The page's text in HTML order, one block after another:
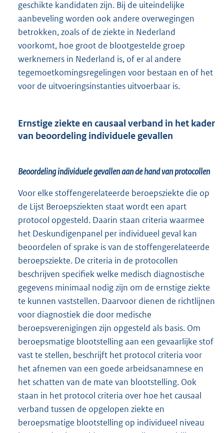
geschikte kandidaten zijn. Bij de uiteindelijke
aanbeveling worden ook andere overwegingen
betrokken, zoals of de ziekte in Nederland
voorkomt, hoe groot de blootgestelde groep
werknemers in Nederland is, of er al andere
tegemoetkomingsregelingen voor bestaan en of het
voor de uitvoeringsinstanties uitvoerbaar is.
Ernstige ziekte en causaal verband in het kader
van beoordeling individuele gevallen
Beoordeling individuele gevallen aan de hand van protocollen
Voor elke stoffengerelateerde beroepsziekte die op
de Lijst Beroepsziekten staat wordt een apart
protocol opgesteld. Daarin staan criteria waarmee
het Deskundigenpanel per individueel geval kan
beoordelen of sprake is van de stoffengerelateerde
beroepsziekte. De criteria in de protocollen
beschrijven specifiek welke medisch diagnostische
gegevens minimaal nodig zijn om de ernstige ziekte
te kunnen vaststellen. Daarvoor dienen de richtlijnen
voor diagnostiek die door medische
beroepsverenigingen zijn opgesteld als basis. Om
beroepsmatige blootstelling aan een gevaarlijke stof
vast te stellen, beschrijft het protocol criteria voor
het afnemen van een goede arbeidsanamnese en
het schatten van de mate van blootstelling. Ook
staan in het protocol criteria over hoe het causaal
verband tussen de opgelopen ziekte en
beroepsmatige blootstelling op individueel niveau